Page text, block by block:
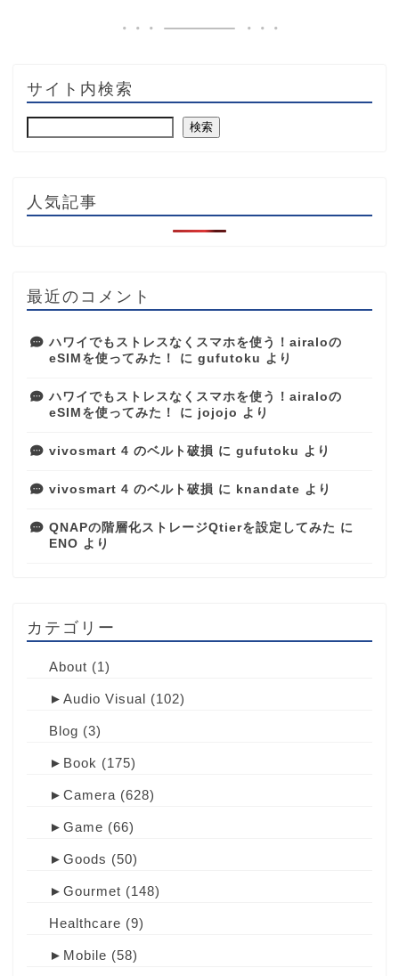
サイト内検索
検索
人気記事
最近のコメント
ハワイでもストレスなくスマホを使う！airaloの
eSIMを使ってみた！
に gufutoku より
ハワイでもストレスなくスマホを使う！airaloの
eSIMを使ってみた！
に jojojo より
vivosmart 4 のベルト破損 に gufutoku より
vivosmart 4 のベルト破損 に knandate より
QNAPの階層化ストレージQtierを設定してみた に
ENO より
カテゴリー
About (1)
► Audio Visual (102)
Blog (3)
► Book (175)
► Camera (628)
► Game (66)
► Goods (50)
► Gourmet (148)
Healthcare (9)
► Mobile (58)